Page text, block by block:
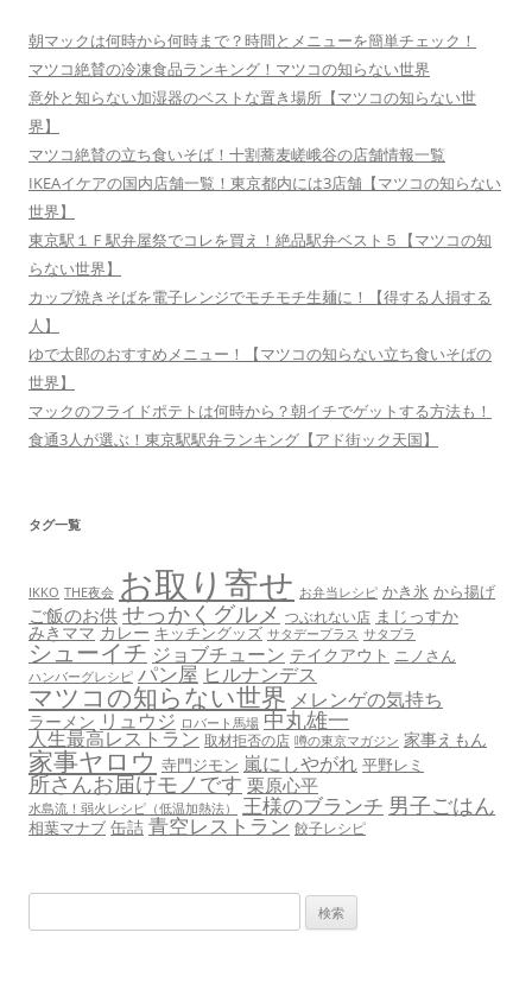
朝マックは何時から何時まで？時間とメニューを簡単チェック！
マツコ絶賛の冷凍食品ランキング！マツコの知らない世界
意外と知らない加湿器のベストな置き場所【マツコの知らない世
界】
マツコ絶賛の立ち食いそば！十割蕎麦嵯峨谷の店舗情報一覧
IKEAイケアの国内店舗一覧！東京都内には3店舗【マツコの知らない
世界】
東京駅１Ｆ駅弁屋祭でコレを買え！絶品駅弁ベスト５【マツコの知
らない世界】
カップ焼きそばを電子レンジでモチモチ生麺に！【得する人損する
人】
ゆで太郎のおすすめメニュー！【マツコの知らない立ち食いそばの
世界】
マックのフライドポテトは何時から？朝イチでゲットする方法も！
食通3人が選ぶ！東京駅駅弁ランキング【アド街ック天国】
タグ一覧
IKKO THE夜会 お取り寄せ お弁当レシピ かき氷 から揚げ
ご飯のお供 せっかくグルメ つぶれない店 まじっすか
みきママ カレー キッチングッズ サタデープラス サタプラ
シューイチ ジョブチューン テイクアウト ニノさん
ハンバーグレシピ パン屋 ヒルナンデス
マツコの知らない世界 メレンゲの気持ち
ラーメン リュウジ ロバート馬場 中丸雄一
人生最高レストラン 取材拒否の店 噂の東京マガジン 家事えもん
家事ヤロウ 寺門ジモン 嵐にしやがれ 平野レミ
所さんお届けモノです 栗原心平
水島流！弱火レシピ（低温加熱法） 王様のブランチ 男子ごはん
相葉マナブ 缶詰 青空レストラン 餃子レシピ
索: